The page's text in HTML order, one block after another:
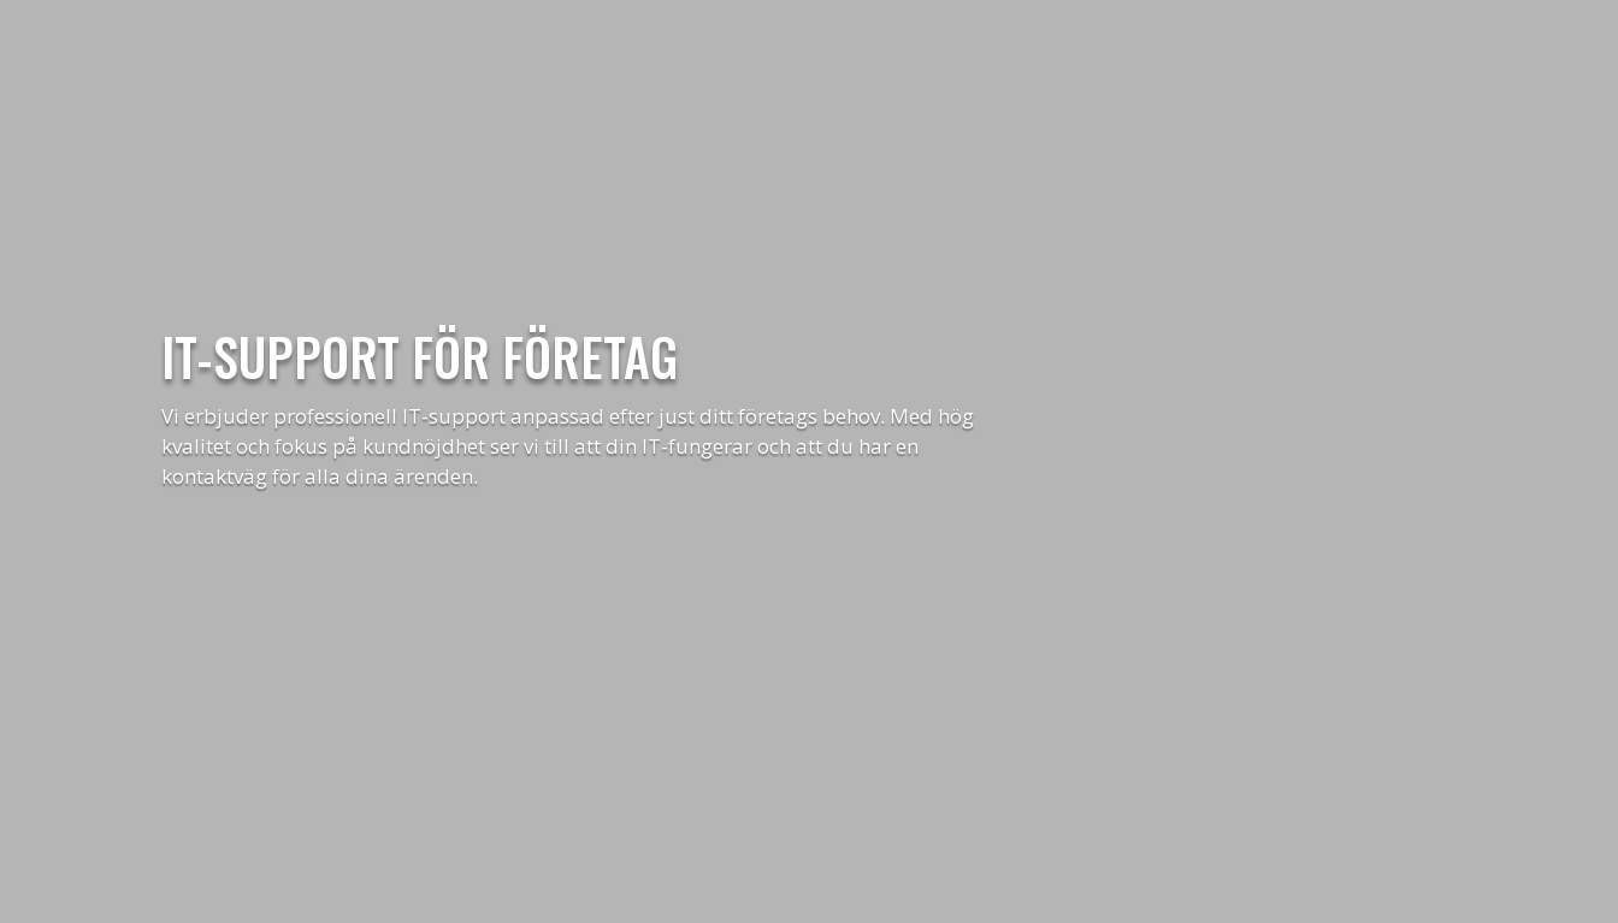
IT-SUPPORT FÖR FÖRETAG
Vi erbjuder professionell IT-support anpassad efter just ditt företags behov. Med hög
kvalitet och fokus på kundnöjdhet ser vi till att din IT-fungerar och att du har en
kontaktväg för alla dina ärenden.